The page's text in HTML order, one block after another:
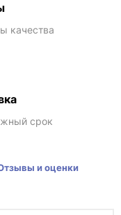
качества
срок
и оценки